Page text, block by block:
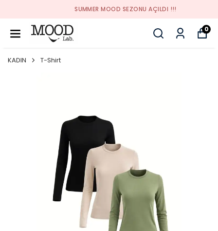
SUMMER MOOD SEZONU AÇILDI !!!
0
KADIN T-Shirt